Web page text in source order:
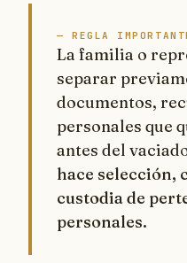
— REGLA
La familia o
separar
documentos,
personales que
antes del
hace selección,
custodia de
personales.